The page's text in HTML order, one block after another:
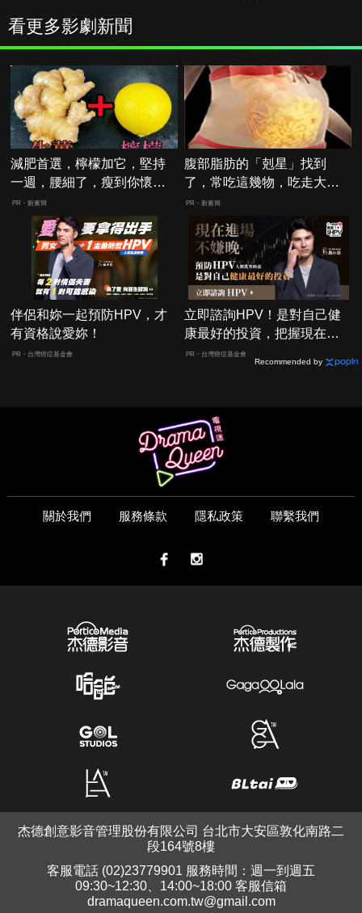
看更多影劇新聞
減肥首選，檸檬加它，堅持
一週，腰細了，瘦到你懷疑
人生
PR・新素簡
腹部脂肪的「剋星」找到
了，常吃這幾物，吃走大肚
囊，瘦出小蠻腰
PR・新素簡
伴侶和妳一起預防HPV，才
有資格說愛妳！
PR・台灣癌症基金會
立即諮詢HPV！是對自己健
康最好的投資，把握現在不
嫌晚！
PR・台灣癌症基金會
Recommended by
關於我們 服務條款 隱私政策 聯繫我們
杰德創意影音管理股份有限公司 台北市大安區敦化南路二
段164號8樓
客服電話 (02)23779901 服務時間：週一到週五
09:30~12:30、14:00~18:00 客服信箱
dramaqueen.com.tw@gmail.com